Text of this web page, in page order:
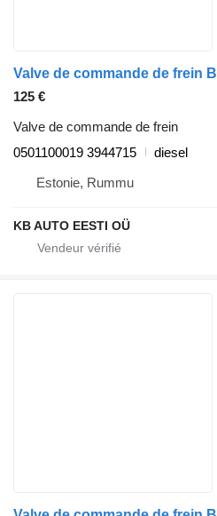
125 €
Valve de commande de frein
0501100019 3944715
diesel
Estonie, Rummu
KB AUTO EESTI OÜ